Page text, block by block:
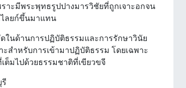
ราะมีพระพุทธรูปปางมารวิชัยที่ถูกเจาะอกจน
ไลยก์ขึ้นมาแทน
ในด้านการปฏิบัติธรรมและการรักษาวินัย
สำหรับการเข้ามาปฏิบัติธรรม โดยเฉพาะ
ต็มไปด้วยธรรมชาติที่เขียวขจี